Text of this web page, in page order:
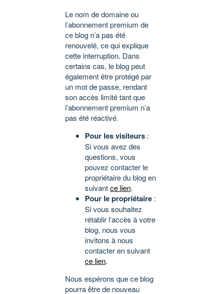
Le nom de domaine ou
l’abonnement premium de
ce blog n’a pas été
renouvelé, ce qui explique
cette interruption. Dans
certains cas, le blog peut
également être protégé par
un mot de passe, rendant
son accès limité tant que
l’abonnement premium n’a
pas été réactivé.
Pour les visiteurs :
Si vous avez des
questions, vous
pouvez contacter le
propriétaire du blog en
suivantce lien.
Pour le propriétaire :
Si vous souhaitez
rétablir l’accès à votre
blog, nous vous
invitons à nous
contacter en suivant
ce lien.
Nous espérons que ce blog
pourra être de nouveau